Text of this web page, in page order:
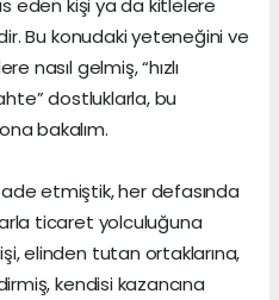
eden kişi ya da kitlelere
Bu konudaki yeteneğini ve
nasıl gelmiş, “hızlı
dostluklarla, bu
bakalım.
etmiştik, her defasında
ticaret yolculuğuna
elinden tutan ortaklarına,
kendisi kazancına